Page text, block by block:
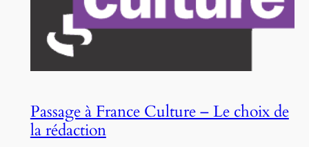
Passage à France Culture – Le choix de
la rédaction